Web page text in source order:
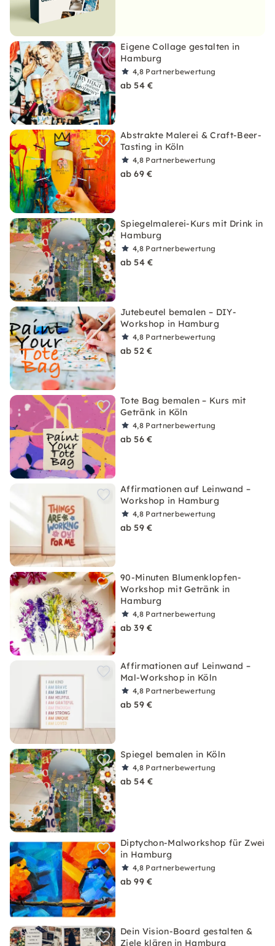
Eigene Collage gestalten in
Hamburg
4,8 Partnerbewertung
ab 54 €
Abstrakte Malerei & Craft-Beer-
Tasting in Köln
4,8 Partnerbewertung
ab 69 €
Spiegelmalerei-Kurs mit Drink in
Hamburg
4,8 Partnerbewertung
ab 54 €
Jutebeutel bemalen – DIY-
Workshop in Hamburg
4,8 Partnerbewertung
ab 52 €
Tote Bag bemalen – Kurs mit
Getränk in Köln
4,8 Partnerbewertung
ab 56 €
Affirmationen auf Leinwand –
Workshop in Hamburg
4,8 Partnerbewertung
ab 59 €
90-Minuten Blumenklopfen-
Workshop mit Getränk in
Hamburg
4,8 Partnerbewertung
ab 39 €
Affirmationen auf Leinwand –
Mal-Workshop in Köln
4,8 Partnerbewertung
ab 59 €
Spiegel bemalen in Köln
4,8 Partnerbewertung
ab 54 €
Diptychon-Malworkshop für Zwei
in Hamburg
4,8 Partnerbewertung
ab 99 €
Dein Vision-Board gestalten &
Ziele klären in Hamburg